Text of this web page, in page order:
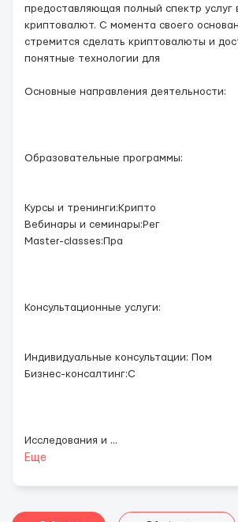
предоставляющая полный спектр услуг
криптовалют. С момента своего
стремится сделать криптовалюты и
понятные технологии для
Основные направления деятельности:
Образовательные программы:
Курсы и тренинги:Крипто
Вебинары и семинары:Рег
Master-classes:Пра
Консультационные услуги:
Индивидуальные консультации: Пом
Бизнес-консалтинг:С
Исследования и ...
Еще